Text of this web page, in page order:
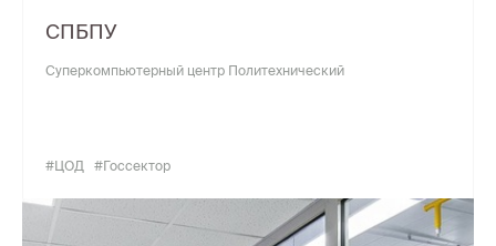
СПБПУ
Суперкомпьютерный центр Политехнический
#ЦОД #Госсектор